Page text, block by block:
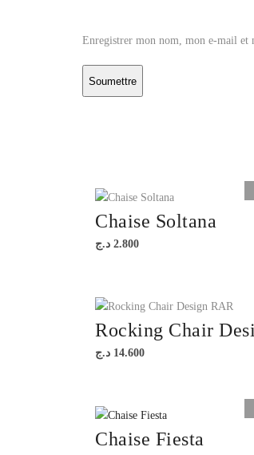
Enregistrer mon nom, mon e-mail et
Chaise Soltana
2.800 د.ج
Rocking Chair
14.600 د.ج
Chaise Fiesta